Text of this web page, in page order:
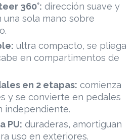
360°: dirección suave y
una sola mano sobre
ultra compacto, se pliega
en compartimentos de
en 2 etapas: comienza
y se convierte en pedales
independiente.
PU: duraderas, amortiguan
uso en exteriores.